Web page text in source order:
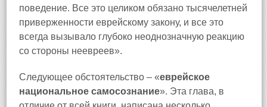
поведение. Все это целиком обязано тысячелетней
приверженности еврейскому закону, и все это
всегда вызывало глубоко неоднозначную реакцию
со стороны неевреев».
Следующее обстоятельство – «еврейское
национальное самосознание». Эта глава, в